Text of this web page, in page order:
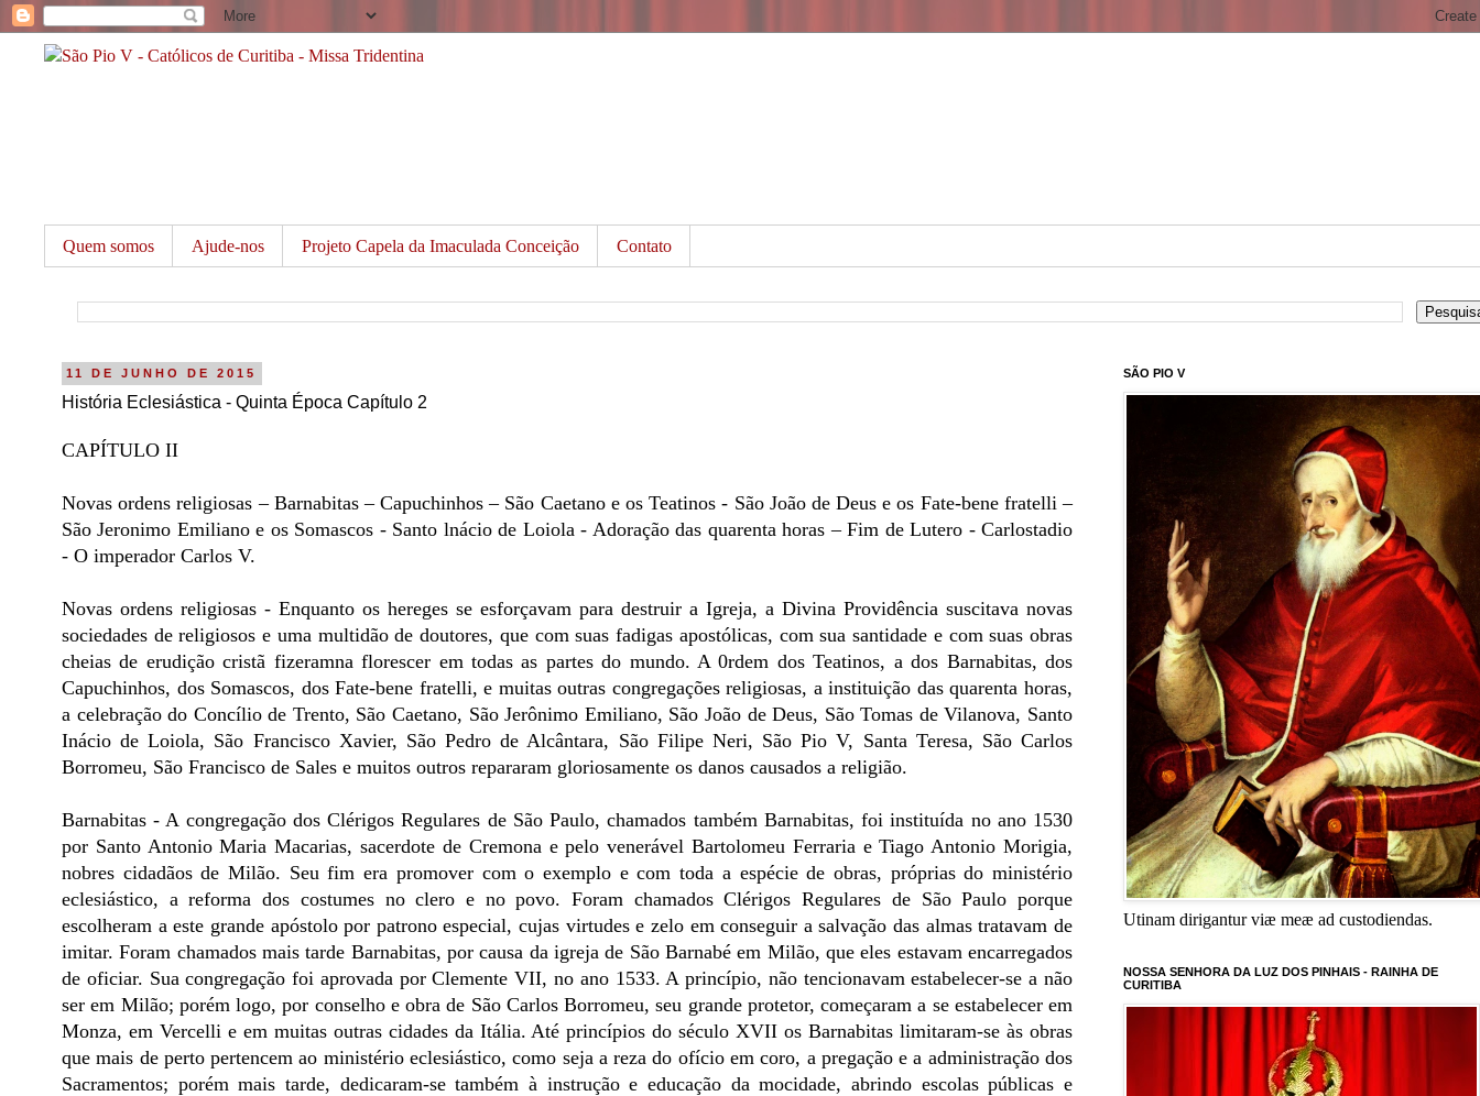
Quem somos Ajude-nos Projeto Capela da Imaculada Conceição Contato
11 DE JUNHO DE 2015
História Eclesiástica - Quinta Época Capítulo 2
CAPÍTULO II
Novas ordens religiosas – Barnabitas – Capuchinhos – São Caetano e os Teatinos - São João de Deus e os Fate-bene fratelli –
São Jeronimo Emiliano e os Somascos - Santo lnácio de Loiola - Adoração das quarenta horas – Fim de Lutero - Carlostadio
- O imperador Carlos V.
Novas ordens religiosas - Enquanto os hereges se esforçavam para destruir a Igreja, a Divina Providência suscitava novas
sociedades de religiosos e uma multidão de doutores, que com suas fadigas apostólicas, com sua santidade e com suas obras
cheias de erudição cristã fizeramna florescer em todas as partes do mundo. A 0rdem dos Teatinos, a dos Barnabitas, dos
Capuchinhos, dos Somascos, dos Fate-bene fratelli, e muitas outras congregações religiosas, a instituição das quarenta horas,
a celebração do Concílio de Trento, São Caetano, São Jerônimo Emiliano, São João de Deus, São Tomas de Vilanova, Santo
Inácio de Loiola, São Francisco Xavier, São Pedro de Alcântara, São Filipe Neri, São Pio V, Santa Teresa, São Carlos
Borromeu, São Francisco de Sales e muitos outros repararam gloriosamente os danos causados a religião.
Barnabitas - A congregação dos Clérigos Regulares de São Paulo, chamados também Barnabitas, foi instituída no ano 1530
por Santo Antonio Maria Macarias, sacerdote de Cremona e pelo venerável Bartolomeu Ferraria e Tiago Antonio Morigia,
nobres cidadãos de Milão. Seu fim era promover com o exemplo e com toda a espécie de obras, próprias do ministério
eclesiástico, a reforma dos costumes no clero e no povo. Foram chamados Clérigos Regulares de São Paulo porque
escolheram a este grande apóstolo por patrono especial, cujas virtudes e zelo em conseguir a salvação das almas tratavam de
imitar. Foram chamados mais tarde Barnabitas, por causa da igreja de São Barnabé em Milão, que eles estavam encarregados
de oficiar. Sua congregação foi aprovada por Clemente VII, no ano 1533. A princípio, não tencionavam estabelecer-se a não
ser em Milão; porém logo, por conselho e obra de São Carlos Borromeu, seu grande protetor, começaram a se estabelecer em
Monza, em Vercelli e em muitas outras cidades da Itália. Até princípios do século XVII os Barnabitas limitaram-se às obras
que mais de perto pertencem ao ministério eclesiástico, como seja a reza do ofício em coro, a pregação e a administração dos
Sacramentos; porém mais tarde, dedicaram-se também à instrução e educação da mocidade, abrindo escolas públicas e
SÃO PIO V
Utinam dirigantur viæ meæ ad custodiendas.
NOSSA SENHORA DA LUZ DOS PINHAIS - RAINHA DE
CURITIBA